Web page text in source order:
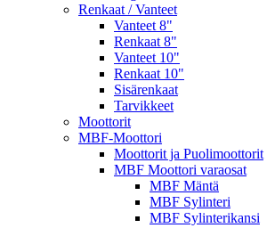
Renkaat / Vanteet
Vanteet 8"
Renkaat 8"
Vanteet 10"
Renkaat 10"
Sisärenkaat
Tarvikkeet
Moottorit
MBF-Moottori
Moottorit ja Puolimoottorit
MBF Moottori varaosat
MBF Mäntä
MBF Sylinteri
MBF Sylinterikansi